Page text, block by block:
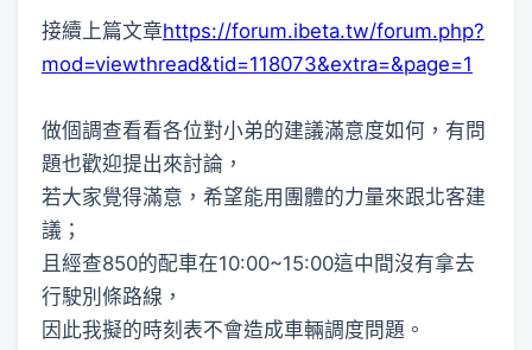
接續上篇文章https://forum.ibeta.tw/forum.php?
mod=viewthread&tid=118073&extra=&page=1
做個調查看看各位對小弟的建議滿意度如何，有問
題也歡迎提出來討論，
若大家覺得滿意，希望能用團體的力量來跟北客建
議；
且經查850的配車在10:00~15:00這中間沒有拿去
行駛別條路線，
因此我擬的時刻表不會造成車輛調度問題。